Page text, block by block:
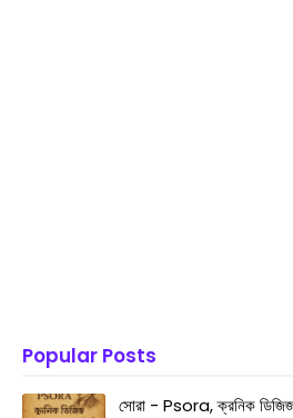
Popular Posts
সোরা - Psora, ক্রনিক